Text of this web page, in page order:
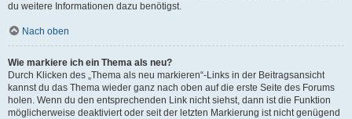
du weitere Informationen dazu benötigst.
Nach oben
Wie markiere ich ein Thema als neu?
Durch Klicken des „Thema als neu markieren“-Links in der Beitragsansicht
kannst du das Thema wieder ganz nach oben auf die erste Seite des Forums
holen. Wenn du den entsprechenden Link nicht siehst, dann ist die Funktion
möglicherweise deaktiviert oder seit der letzten Markierung ist nicht genügend